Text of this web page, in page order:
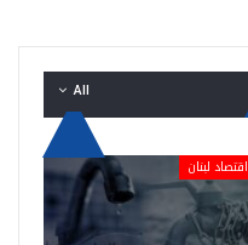
All
اقتصاد لبنان